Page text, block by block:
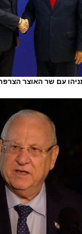
עם שר האוצר